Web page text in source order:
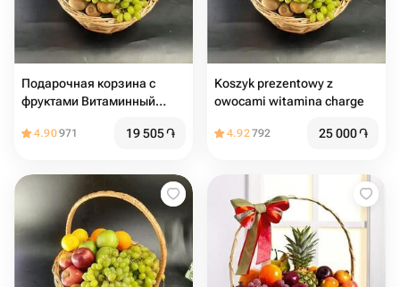
Подарочная корзина с
фруктами Витаминный
4.90971 19 505֏
Koszyk prezentowy z
owocami witamina charge
4.92792 25 000֏